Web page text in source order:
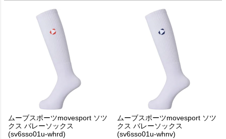
ムーブスポーツmovesport ソツ
クス バレーソックス
(sv6sso01u-whrd)
ムーブスポーツmovesport ソツ
クス バレーソックス
(sv6sso01u-whnv)